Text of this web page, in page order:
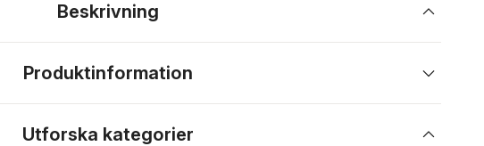
Beskrivning
Produktinformation
Utforska kategorier